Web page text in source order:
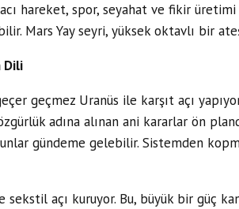
hareket, spor, seyahat ve fikir
Mars Yay seyri, yüksek oktavlı bir
Dili
geçmez Uranüs ile karşıt açı
adına alınan ani kararlar ön
gündeme gelebilir. Sistemden
açı kuruyor. Bu, büyük bir güç